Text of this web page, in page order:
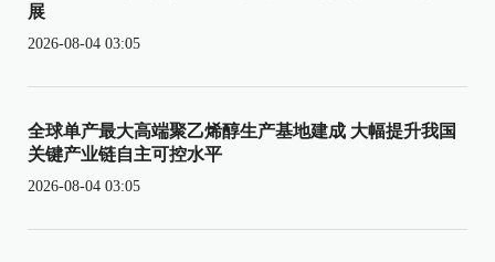
展
2026-08-04 03:05
全球单产最大高端聚乙烯醇生产基地建成 大幅提升我国
关键产业链自主可控水平
2026-08-04 03:05